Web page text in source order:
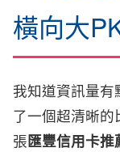
橫向大
我知道資訊量有
了一個超清晰
張匯豐信用卡推